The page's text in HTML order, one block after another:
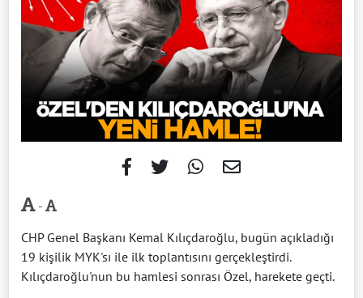
-
CHP Genel Başkanı Kemal Kılıçdaroğlu, bugün açıkladığı
19 kişilik MYK'sı ile ilk toplantısını gerçekleştirdi.
Kılıçdaroğlu'nun bu hamlesi sonrası Özel, harekete geçti.